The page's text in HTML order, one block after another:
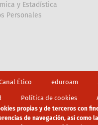
y Estadística
Personales
Ético eduroam
Política de cookies
propias y de terceros con
de navegación, así como